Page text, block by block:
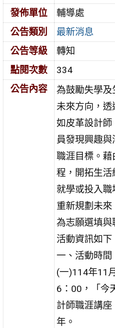
發佈單位
輔導處
公告類別
最新消息
公告等級
轉知
點閱次數
334
公告內容
為鼓勵失學
未來方向，透
如皮革設計
員發現興趣
職涯目標。
程，開拓生
就學或投入
重新規劃未
為志願選填與
活動資訊如下
一、活動時間
(一)114年11
6：00，「今
計師職涯講
年。